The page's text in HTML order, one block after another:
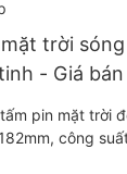
trời
- Giá
tần